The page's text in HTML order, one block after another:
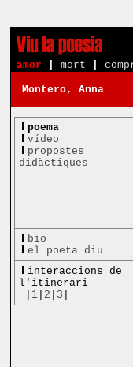
amor mort
Montero, Anna
poema
vídeo
propostes
didàctiques
bio
el poeta diu
interaccions de
l'itinerari
1 2 3